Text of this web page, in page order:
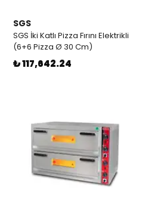
SGS
SGS İki Katlı Pizza Fırını Elektrikli
(6+6 Pizza Ø 30 Cm)
₺ 117,642.24